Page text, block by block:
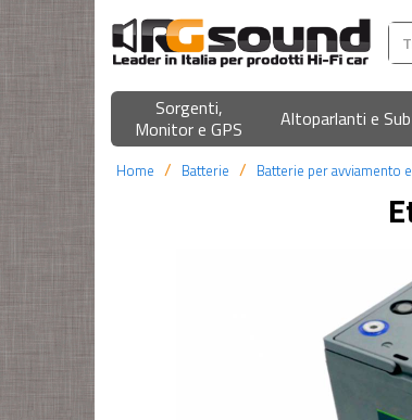
Sorgenti,
Monitor e GPS
Altoparlanti e Sub
Home Batterie Batterie per avviamento